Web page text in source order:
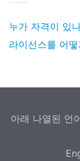
누가 자격이 있
라이선스를 어
아래 나열된 언